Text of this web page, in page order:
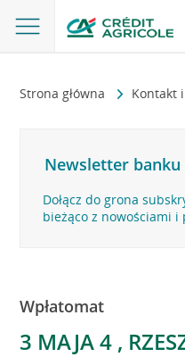
Strona główna Kontakt
Newsletter
Dołącz do grona
bieżąco z nowościami i
Wpłatomat
3 MAJA 4 ,